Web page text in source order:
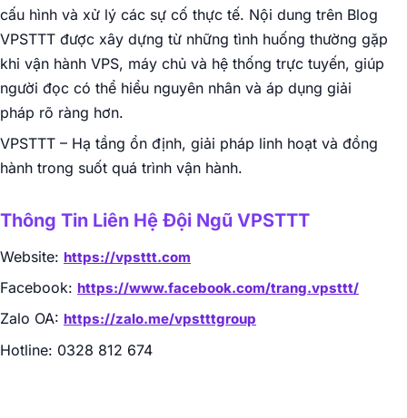
cấu hình và xử lý các sự cố thực tế. Nội dung trên Blog
VPSTTT được xây dựng từ những tình huống thường gặp
khi vận hành VPS, máy chủ và hệ thống trực tuyến, giúp
người đọc có thể hiểu nguyên nhân và áp dụng giải
pháp rõ ràng hơn.
VPSTTT – Hạ tầng ổn định, giải pháp linh hoạt và đồng
hành trong suốt quá trình vận hành.
Thông Tin Liên Hệ Đội Ngũ VPSTTT
Website: https://vpsttt.com
Facebook: https://www.facebook.com/trang.vpsttt/
Zalo OA: https://zalo.me/vpstttgroup
Hotline: 0328 812 674